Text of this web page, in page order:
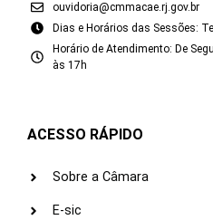
ouvidoria@cmmacae.rj.gov.br
Dias e Horários das Sessões:
Horário de Atendimento: De
às 17h
ACESSO RÁPIDO
Sobre a Câmara
E-sic